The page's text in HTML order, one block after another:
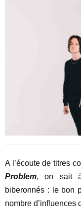
A l’écoute de titres
Problem, on sait
biberonnés : le bon
nombre d’influences